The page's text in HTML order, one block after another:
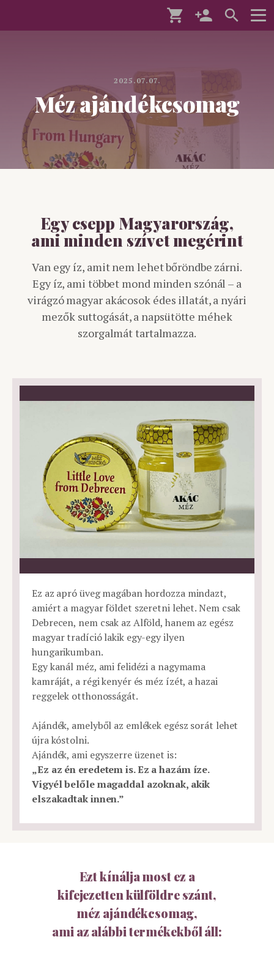
2025.07.07.
Méz ajándékcsomag
Egy csepp Magyarország,
ami minden szívet megérint
Van egy íz, amit nem lehet bőröndbe zárni.
Egy íz, ami többet mond minden szónál – a
virágzó magyar akácosok édes illatát, a nyári
mezők suttogását, a napsütötte méhek
szorgalmát tartalmazza.
Ez az apró üveg magában hordozza mindazt,
amiért a magyar földet szeretni lehet. Nem csak
Debrecen, nem csak az Alföld, hanem az egész
magyar tradíció lakik egy-egy ilyen
hungarikumban.
Egy kanál méz, ami felidézi a nagymama
kamráját, a régi kenyér és méz ízét, a hazai
reggelek otthonosságát.
Ajándék, amelyből az emlékek egész sorát lehet
újra kóstolni.
Ajándék, ami egyszerre üzenet is:
„Ez az én eredetem is. Ez a hazám íze.
Vigyél belőle magaddal azoknak, akik
elszakadtak innen.”
Ezt kínálja most ez a
kifejezetten külföldre szánt,
méz ajándékcsomag,
ami az alábbi termékekből áll: